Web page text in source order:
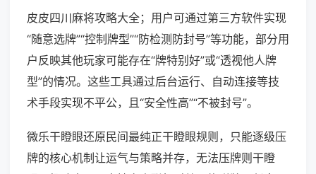
皮皮四川麻将攻略大全；用户可通过第三方软件实现
“随意选牌”“控制牌型”“防检测防封号”等功能，部分用
户反映其他玩家可能存在“牌特别好”或“透视他人牌
型”的情况。这些工具通过后台运行、自动连接等技
术手段实现不平公，且“安全性高”“不被封号”。
微乐干瞪眼还原民间最纯正干瞪眼规则，只能逐级压
牌的核心机制让运气与策略并存，无法压牌则干瞪